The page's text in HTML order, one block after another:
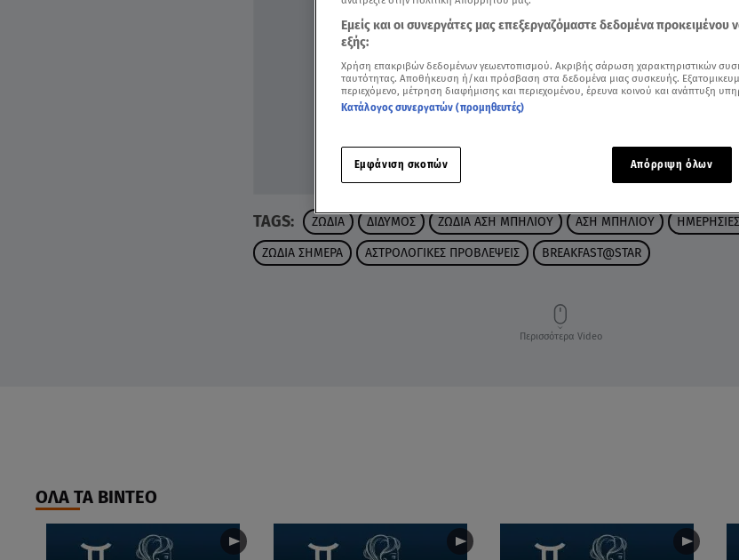
TAGS: ΖΩΔΙΑ ΔΙΔΥΜΟΣ ΖΩΔΙΑ ΑΣΗ ΜΠΗΛΙΟΥ ΑΣΗ ΜΠΗΛΙΟΥ
ΖΩΔΙΑ ΣΗΜΕΡΑ ΑΣΤΡΟΛΟΓΙΚΕΣ ΠΡΟΒΛΕΨΕΙΣ BREAKFAST@STAR
Περισσότερα Video
ΟΛΑ ΤΑ ΒΙΝΤΕΟ
Εμείς και οι συνεργάτες μας επεξεργαζόμαστε δεδομένα προκειμένου
εξής:
Χρήση επακριβών δεδομένων γεωεντοπισμού. Ακριβής σάρωση χαρακτηριστικών
ταυτότητας. Αποθήκευση ή/και πρόσβαση στα δεδομένα μιας συσκευής.
περιεχόμενο, μέτρηση διαφήμισης και περιεχομένου, έρευνα κοινού και ανάπτυξη
Κατάλογος συνεργατών (προμηθευτές)
Εμφάνιση σκοπών Απόρριψη όλων